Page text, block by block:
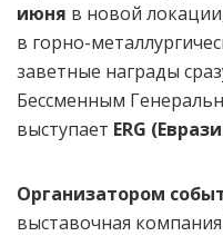
июня в новой
в горно-
заветные награды
Бессменным
выступает ERG
Организатором
выставочная